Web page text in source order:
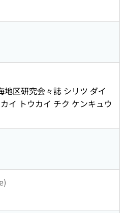
区研究会々誌 シリツ ダイ
イ トウカイ チク ケンキュウ